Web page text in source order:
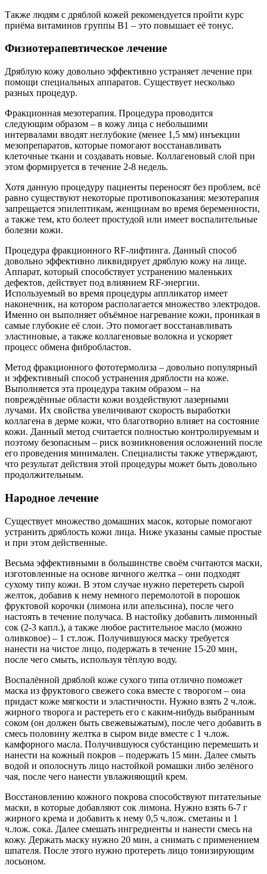
Также людям с дряблой кожей рекомендуется пройти курс
приёма витаминов группы В1 – это повышает её тонус.
Физиотерапевтическое лечение
Дряблую кожу довольно эффективно устраняет лечение при
помощи специальных аппаратов. Существует несколько
разных процедур.
Фракционная мезотерапия. Процедура проводится
следующим образом – в кожу лица с небольшими
интервалами вводят неглубокие (менее 1,5 мм) инъекции
мезопрепаратов, которые помогают восстанавливать
клеточные ткани и создавать новые. Коллагеновый слой при
этом формируется в течение 2-8 недель.
Хотя данную процедуру пациенты переносят без проблем, всё
равно существуют некоторые противопоказания: мезотерапия
запрещается эпилептикам, женщинам во время беременности,
а также тем, кто болеет простудой или имеет воспалительные
болезни кожи.
Процедура фракционного RF-лифтинга. Данный способ
довольно эффективно ликвидирует дряблую кожу на лице.
Аппарат, который способствует устранению маленьких
дефектов, действует под влиянием RF-энергии.
Используемый во время процедуры аппликатор имеет
наконечник, на котором располагается множество электродов.
Именно он выполняет объёмное нагревание кожи, проникая в
самые глубокие её слои. Это помогает восстанавливать
эластиновые, а также коллагеновые волокна и ускоряет
процесс обмена фибробластов.
Метод фракционного фототермолиза – довольно популярный
и эффективный способ устранения дряблости на коже.
Выполняется эта процедура таким образом – на
повреждённые области кожи воздействуют лазерными
лучами. Их свойства увеличивают скорость выработки
коллагена в дерме кожи, что благотворно влияет на состояние
кожи. Данный метод считается полностью контролируемым и
поэтому безопасным – риск возникновения осложнений после
его проведения минимален. Специалисты также утверждают,
что результат действия этой процедуры может быть довольно
продолжительным.
Народное лечение
Существует множество домашних масок, которые помогают
устранить дряблость кожи лица. Ниже указаны самые простые
и при этом действенные.
Весьма эффективными в большинстве своём считаются маски,
изготовленные на основе яичного желтка – они подходят
сухому типу кожи. В этом случае нужно перетереть сырой
желток, добавив к нему немного перемолотой в порошок
фруктовой корочки (лимона или апельсина), после чего
настоять в течение получаса. В настойку добавить лимонный
сок (2-3 капл.), а также любое растительное масло (можно
оливковое) – 1 ст.лож. Получившуюся маску требуется
нанести на чистое лицо, подержать в течение 15-20 мин,
после чего смыть, используя тёплую воду.
Воспалённой дряблой коже сухого типа отлично поможет
маска из фруктового свежего сока вместе с творогом – она
придаст коже мягкости и эластичности. Нужно взять 2 ч.лож.
жирного творога и растереть его с каким-нибудь выбранным
соком (он должен быть свежевыжатым), после чего добавить в
смесь половину желтка в сыром виде вместе с 1 ч.лож.
камфорного масла. Получившуюся субстанцию перемешать и
нанести на кожный покров – подержать 15 мин. Далее смыть
водой и ополоснуть лицо настойкой ромашки либо зелёного
чая, после чего нанести увлажняющий крем.
Восстановлению кожного покрова способствуют питательные
маски, в которые добавляют сок лимона. Нужно взять 6-7 г
жирного крема и добавить к нему 0,5 ч.лож. сметаны и 1
ч.лож. сока. Далее смешать ингредиенты и нанести смесь на
кожу. Держать маску нужно 20 мин, а снимать с применением
шпателя. После этого нужно протереть лицо тонизирующим
лосьоном.